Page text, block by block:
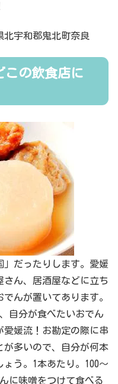
北宇和郡鬼北町奈良
の飲食店に
」だったりします。愛媛
さん、居酒屋などに立ち
んが置いてあります。
自分が食べたいおでん
愛媛流！お勘定の際に串
が多いので、自分が何本
う。1本あたり。100〜
に味噌をつけて食べる